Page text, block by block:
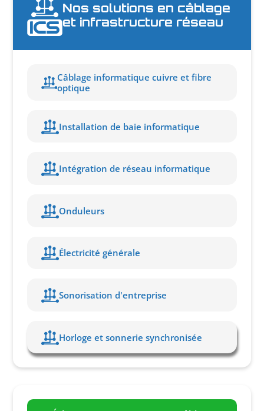
Nos solutions en câblage
et infrastructure réseau
Câblage informatique cuivre et fibre
optique
Installation de baie informatique
Intégration de réseau informatique
Onduleurs
Électricité générale
Sonorisation d'entreprise
Horloge et sonnerie synchronisée